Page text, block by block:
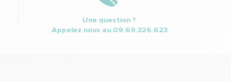
Une question ?
Appelez nous au 09.69.326.623